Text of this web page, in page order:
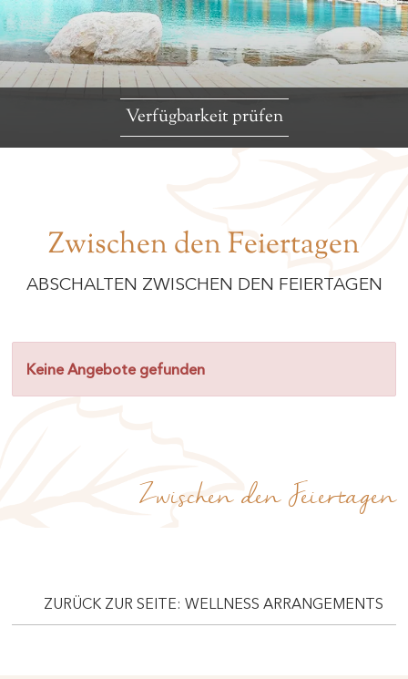
Verfügbarkeit prüfen
Zwischen den Feiertagen
ABSCHALTEN ZWISCHEN DEN FEIERTAGEN
Keine Angebote gefunden
Zwischen den Feiertagen
ZURÜCK ZUR SEITE: WELLNESS ARRANGEMENTS